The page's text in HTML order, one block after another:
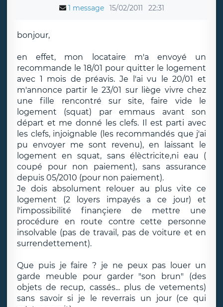
1 message 15/02/2011 22:31
bonjour,
en effet, mon locataire m'a envoyé un
recommande le 18/01 pour quitter le logement
avec 1 mois de préavis. Je l'ai vu le 20/01 et
m'annonce partir le 23/01 sur liège vivre chez
une fille rencontré sur site, faire vide le
logement (squat) par emmaus avant son
départ et me donné les clefs. Il est parti avec
les clefs, injoignable (les recommandés que j'ai
pu envoyer me sont revenu), en laissant le
logement en squat, sans élèctricite,ni eau (
coupé pour non paiement), sans assurance
depuis 05/2010 (pour non paiement).
Je dois absolument relouer au plus vite ce
logement (2 loyers impayés a ce jour) et
l'impossibilité finançiere de mettre une
procédure en route contre cette personne
insolvable (pas de travail, pas de voiture et en
surrendettement).
Que puis je faire ? je ne peux pas louer un
garde meuble pour garder "son brun" (des
objets de recup, cassés... plus de vetements)
sans savoir si je le reverrais un jour (ce qui